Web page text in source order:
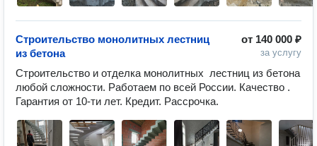
от 140 000 ₽
за услугу
Строительство монолитных лестниц
из бетона
Строительство и отделка монолитных  лестниц из бетона
любой сложности. Работаем по всей России. Качество .
Гарантия от 10-ти лет. Кредит. Рассрочка.